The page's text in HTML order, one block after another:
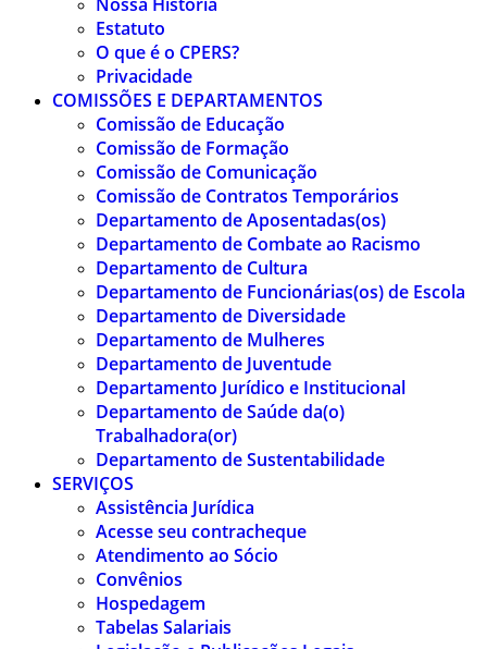
Estatuto
O que é o CPERS?
Privacidade
COMISSÕES E DEPARTAMENTOS
Comissão de Educação
Comissão de Formação
Comissão de Comunicação
Comissão de Contratos Temporários
Departamento de Aposentadas(os)
Departamento de Combate ao Racismo
Departamento de Cultura
Departamento de Funcionárias(os) de Escola
Departamento de Diversidade
Departamento de Mulheres
Departamento de Juventude
Departamento Jurídico e Institucional
Departamento de Saúde da(o)
Trabalhadora(or)
Departamento de Sustentabilidade
SERVIÇOS
Assistência Jurídica
Acesse seu contracheque
Atendimento ao Sócio
Convênios
Hospedagem
Tabelas Salariais